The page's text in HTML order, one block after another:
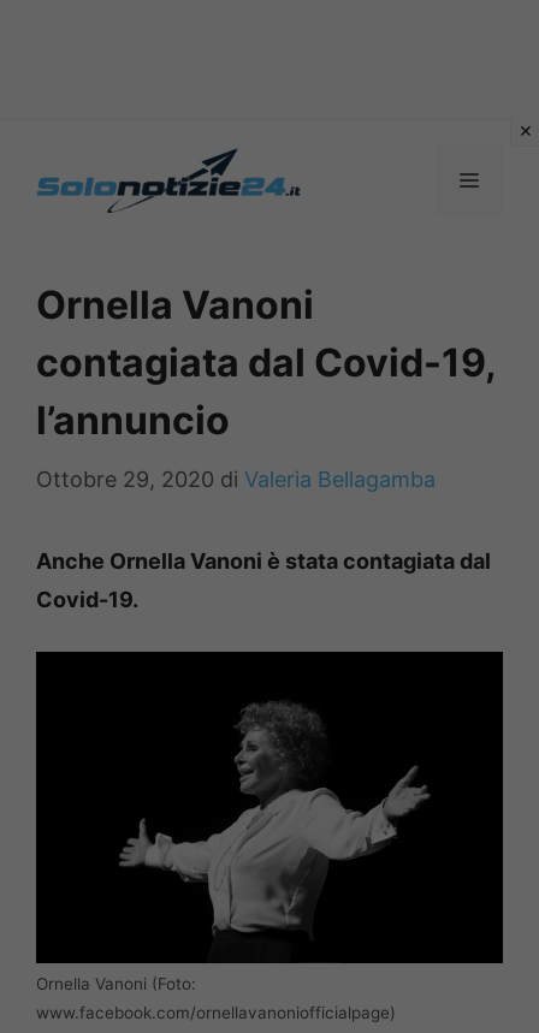
MENU
Ornella Vanoni
contagiata dal Covid-19,
l’annuncio
Ottobre 29, 2020 di Valeria Bellagamba
Anche Ornella Vanoni è stata contagiata dal
Covid-19.
Ornella Vanoni (Foto:
www.facebook.com/ornellavanoniofficialpage)